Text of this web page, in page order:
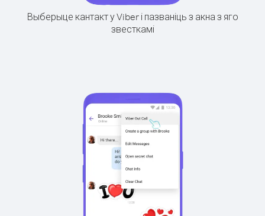
Выберыце кантакт у Viber і пазваніць з акна з яго
звесткамі